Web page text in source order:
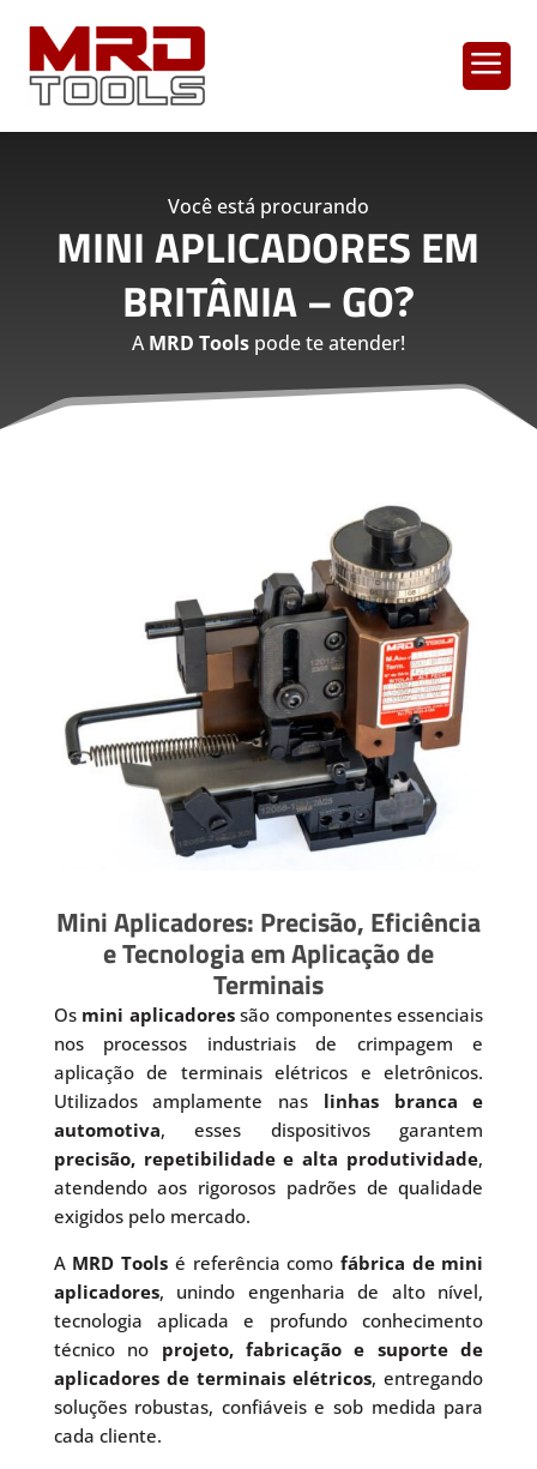
a
Você está procurando
MINI APLICADORES EM
BRITÂNIA – GO?
AMRD Toolspode te atender!
Mini Aplicadores: Precisão, Eficiência
e Tecnologia em Aplicação de
Terminais
Os mini aplicadoressão componentes essenciais
nos processos industriais de crimpagem e
aplicação de terminais elétricos e eletrônicos.
Utilizados amplamente nas linhas branca e
automotiva, esses dispositivos garantem
precisão, repetibilidade e alta produtividade,
atendendo aos rigorosos padrões de qualidade
exigidos pelo mercado.
A MRD Tools é referência como fábrica de mini
aplicadores, unindo engenharia de alto nível,
tecnologia aplicada e profundo conhecimento
técnico no projeto, fabricação e suporte de
aplicadores de terminais elétricos, entregando
soluções robustas, confiáveis e sob medida para
cada cliente.